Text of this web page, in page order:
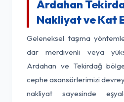
Ardahan
Nakliyat ve Kat
Geleneksel taşıma
dar merdivenli veya
Ardahan ve Tekirdağ
cephe asansörlerimizi
nakliyat sayesinde